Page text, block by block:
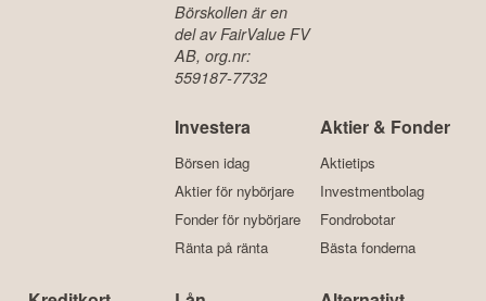
Börskollen är en
del av FairValue FV
AB, org.nr:
559187-7732
Investera
Börsen idag
Aktier för nybörjare
Fonder för nybörjare
Ränta på ränta
Aktier & Fonder
Aktietips
Investmentbolag
Fondrobotar
Bästa fonderna